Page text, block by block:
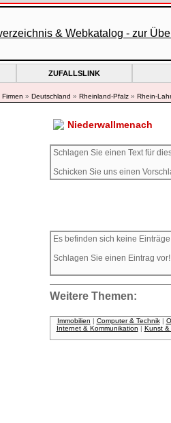
ZUFALLSLINK
Firmen » Deutschland » Rheinland-Pfalz» Rhein-
Niederwallmenach
Schlagen Sie einen Text für
Schicken Sie uns einen
Es befinden sich keine
Schlagen Sie einen Eintrag vor!
Weitere Themen:
Immobilien | Computer & Technik|
Internet & Kommunikation | Kunst &